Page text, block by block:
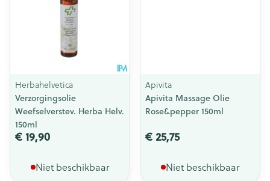
Herbahelvetica
Verzorgingsolie
Weefselverstev. Herba Helv.
150ml
€ 19,90
Niet beschikbaar
Apivita
Apivita Massage Olie
Rose&pepper 150ml
€ 25,75
Niet beschikbaar